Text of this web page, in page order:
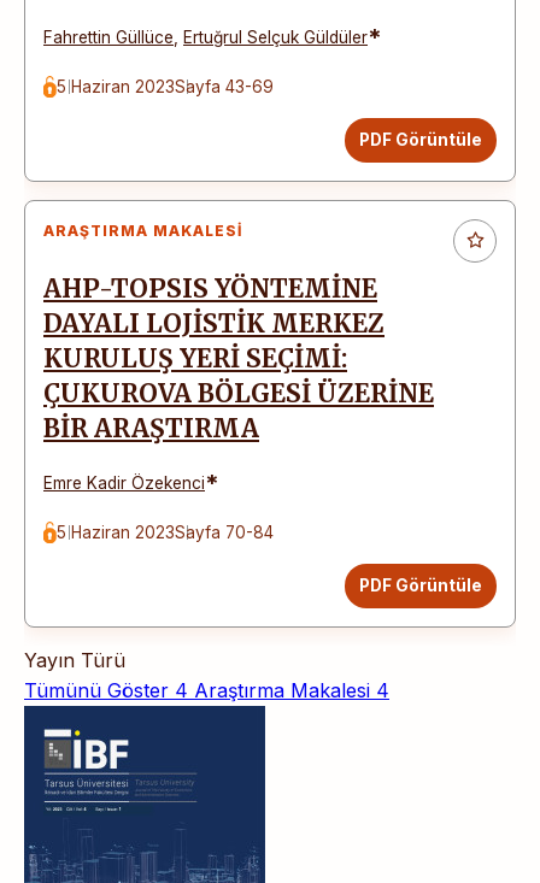
Fahrettin Güllüce Ertuğrul Selçuk Güldüler*
5 Haziran 2023Sayfa 43-69
PDF Görüntüle
ARAŞTIRMA MAKALESI
AHP-TOPSIS YÖNTEMİNE
DAYALI LOJİSTİK MERKEZ
KURULUŞ YERİ SEÇİMİ:
ÇUKUROVA BÖLGESİ ÜZERİNE
BİR ARAŞTIRMA
Emre Kadir Özekenci*
5 Haziran 2023Sayfa 70-84
PDF Görüntüle
Yayın Türü
Tümünü Göster 4 Araştırma Makalesi 4